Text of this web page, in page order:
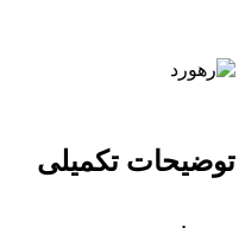
توضیحات تکمیلی